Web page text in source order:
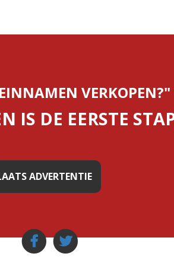
VERKOPEN?"
IS DE EERSTE
ADVERTENTIE